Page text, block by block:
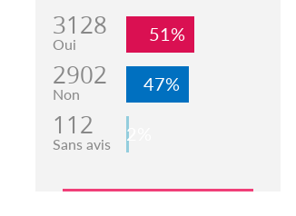
3128
Oui 51%
2902
Non 47%
112
Sans avis 2%